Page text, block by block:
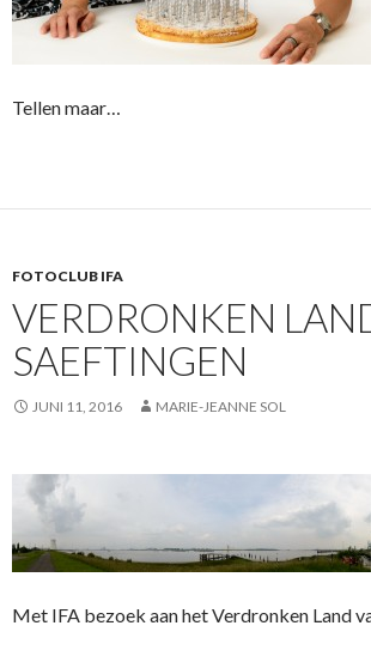
Tellen maar…
FOTOCLUB IFA
VERDRONKEN
SAEFTINGEN
JUNI 11, 2016 MARIE-JEANNE SOL
Met IFA bezoek aan het Verdronken Land